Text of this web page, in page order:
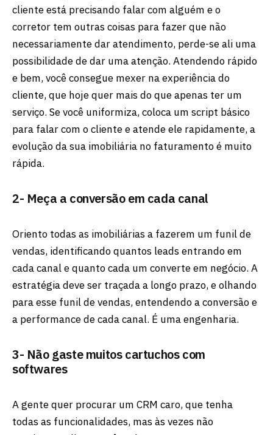
cliente está precisando falar com alguém e o
corretor tem outras coisas para fazer que não
necessariamente dar atendimento, perde-se ali uma
possibilidade de dar uma atenção. Atendendo rápido
e bem, você consegue mexer na experiência do
cliente, que hoje quer mais do que apenas ter um
serviço. Se você uniformiza, coloca um script básico
para falar com o cliente e atende ele rapidamente, a
evolução da sua imobiliária no faturamento é muito
rápida.
2- Meça a conversão em cada canal
Oriento todas as imobiliárias a fazerem um funil de
vendas, identificando quantos leads entrando em
cada canal e quanto cada um converte em negócio. A
estratégia deve ser traçada a longo prazo, e olhando
para esse funil de vendas, entendendo a conversão e
a performance de cada canal. É uma engenharia.
3- Não gaste muitos cartuchos com
softwares
A gente quer procurar um CRM caro, que tenha
todas as funcionalidades, mas às vezes não